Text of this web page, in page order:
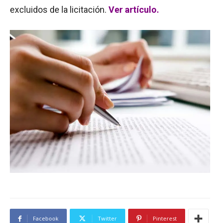
excluidos de la licitación. Ver artículo.
Facebook Twitter Pinterest